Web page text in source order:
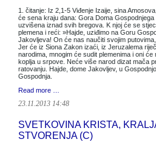
1. čitanje: Iz 2,1-5 Viđenje Izaije, sina
će sena kraju dana: Gora Doma
uzvišena iznad svih bregova. K njoj će se
plemena i reći: »Hajde, uziđimo na Goru
Jakovljeva! On će nas naučiti svojim
Jer će iz Siona Zakon izaći, iz Jeruzalema
narodima, mnogim će sudit plemenima i oni
koplja u srpove. Neće više narod dizat mača
ratovanju. Hajde, dome Jakovljev, u
Gospodnja.
Read more …
23.11.2013 14:48
SVETKOVINA KRISTA,
STVORENJA (C)